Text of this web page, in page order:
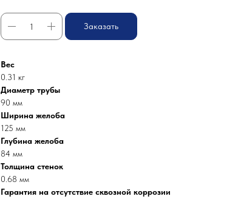
Заказать
Вес
0.31 кг
Диаметр трубы
90 мм
Ширина желоба
125 мм
Глубина желоба
84 мм
Толщина стенок
0.68 мм
Гарантия на отсутствие сквозной коррозии